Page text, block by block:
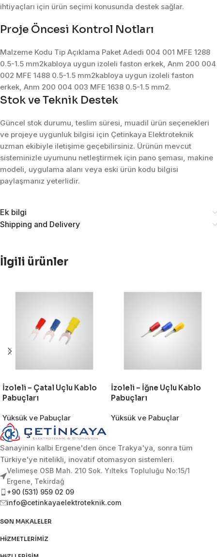
ihtiyaçları için ürün seçimi konusunda destek sağlar.
Proje Öncesi Kontrol Notları
Malzeme Kodu Tip Açıklama Paket Adedi 004 001 MFE 1288
0.5-1.5 mm2kabloya uygun izoleli faston erkek, Anm 200 004
002 MFE 1488 0.5-1.5 mm2kabloya uygun izoleli faston
erkek, Anm 200 004 003 MFE 1638 0.5-1.5 mm2.
Stok ve Teknik Destek
Güncel stok durumu, teslim süresi, muadil ürün seçenekleri
ve projeye uygunluk bilgisi için Çetinkaya Elektroteknik
uzman ekibiyle iletişime geçebilirsiniz. Ürünün mevcut
sisteminizle uyumunu netleştirmek için pano şeması, makine
modeli, uygulama alanı veya eski ürün kodu bilgisi
paylaşmanız yeterlidir.
Ek bilgi
Shipping and Delivery
İlgili ürünler
İzoleli – Çatal Uçlu Kablo
Pabuçları
Yüksük ve Pabuçlar
İzoleli – İğne Uçlu Kablo
Pabuçları
Yüksük ve Pabuçlar
Sanayinin kalbi Ergene'den önce Trakya'ya, sonra tüm
Türkiye'ye nitelikli, inovatif otomasyon sistemleri.
Velimeşe OSB Mah. 210 Sok. Yılteks Topluluğu No:15/1
Ergene, Tekirdağ
+90 (531) 959 02 09
info@cetinkayaelektroteknik.com
SON MAKALELER
HIZMETLERIMIZ